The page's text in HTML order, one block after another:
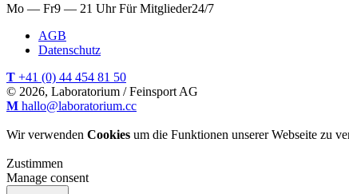
Mo — Fr9 — 21 Uhr Für Mitglieder24/7
AGB
Datenschutz
T +41 (0) 44 454 81 50
© 2026, Laboratorium / Feinsport AG
M hallo@laboratorium.cc
Wir verwenden Cookies um die Funktionen unserer Webseite zu
Zustimmen
Manage consent